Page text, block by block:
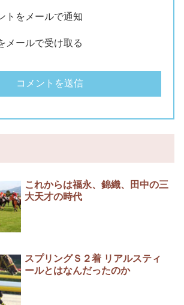
トをメールで通知
メールで受け取る
これからは福永、錦織、田中の三
大天才の時代
スプリングＳ２着 リアルスティ
ールとはなんだったのか